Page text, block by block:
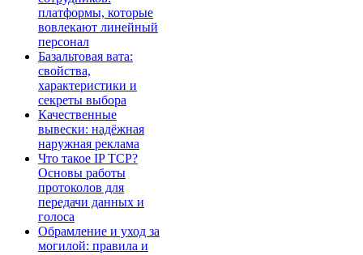
платформы, которые
вовлекают линейный
персонал
Базальтовая вата:
свойства,
характеристики и
секреты выбора
Качественные
вывески: надёжная
наружная реклама
Что такое IP TCP?
Основы работы
протоколов для
передачи данных и
голоса
Обрамление и уход за
могилой: правила и